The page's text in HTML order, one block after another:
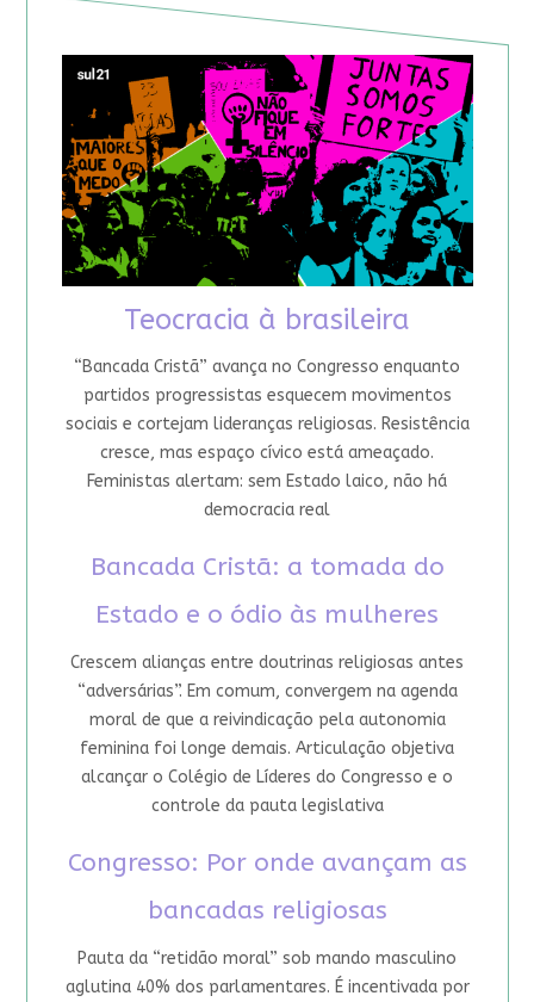
Teocracia à brasileira
“Bancada Cristã” avança no Congresso enquanto
partidos progressistas esquecem movimentos
sociais e cortejam lideranças religiosas. Resistência
cresce, mas espaço cívico está ameaçado.
Feministas alertam: sem Estado laico, não há
democracia real
Bancada Cristã: a tomada do
Estado e o ódio às mulheres
Crescem alianças entre doutrinas religiosas antes
“adversárias”. Em comum, convergem na agenda
moral de que a reivindicação pela autonomia
feminina foi longe demais. Articulação objetiva
alcançar o Colégio de Líderes do Congresso e o
controle da pauta legislativa
Congresso: Por onde avançam as
bancadas religiosas
Pauta da “retidão moral” sob mando masculino
aglutina 40% dos parlamentares. É incentivada por